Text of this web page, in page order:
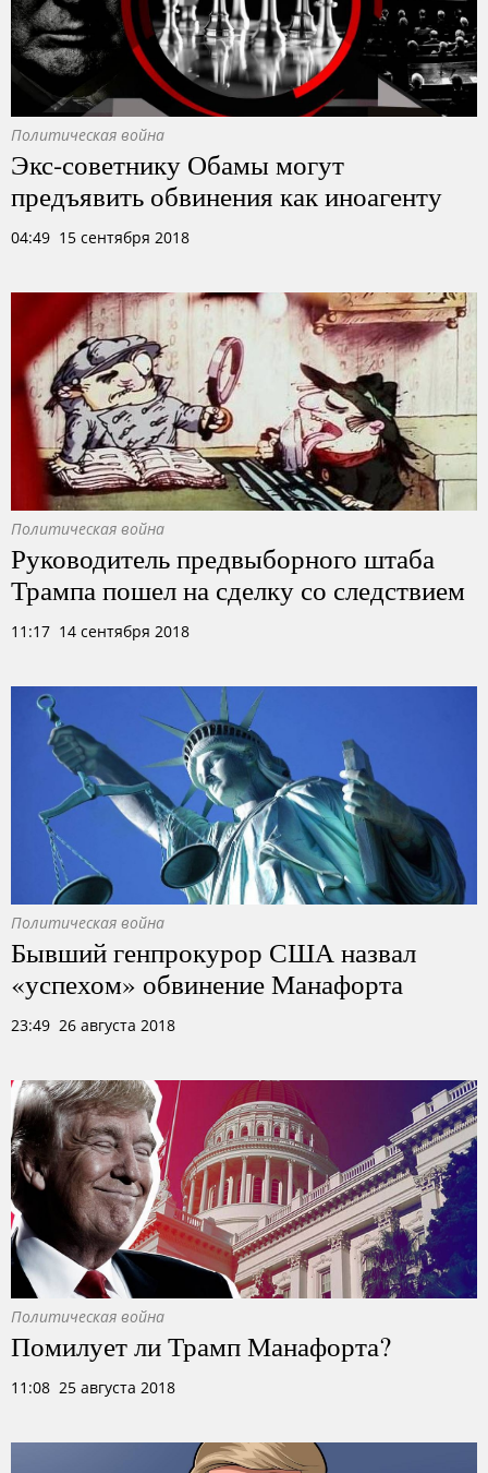
Политическая война
Экс-советнику Обамы могут
предъявить обвинения как иноагенту
04:49 15 сентября 2018
Политическая война
Руководитель предвыборного штаба
Трампа пошел на сделку со следствием
11:17 14 сентября 2018
Политическая война
Бывший генпрокурор США назвал
«успехом» обвинение Манафорта
23:49 26 августа 2018
Политическая война
Помилует ли Трамп Манафорта?
11:08 25 августа 2018